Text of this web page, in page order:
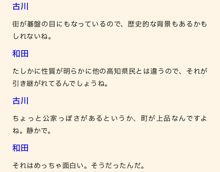
古川
街が碁盤の目にもなっているので、歴史的な背景もあるかも
しれないね。
和田
たしかに性質が明らかに他の高知県民とは違うので、それが
引き継がれてるんでしょうね。
古川
ちょっと公家っぽさがあるというか、町が上品なんですよ
ね。静かで。
和田
それはめっちゃ面白い。そうだったんだ。